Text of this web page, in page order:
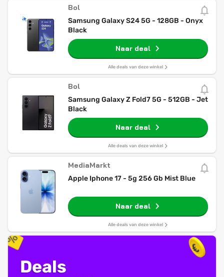
Bol
Samsung Galaxy S24 5G - 128GB - Onyx
Black
Naar deal
Alle deals van deze winkel
Bol
Samsung Galaxy Z Fold7 5G - 512GB - Jet
Black
Naar deal
Alle deals van deze winkel
MediaMarkt
Apple Iphone 17 - 5g 256 Gb Mist Blue
Naar deal
Alle deals van deze winkel
Deals